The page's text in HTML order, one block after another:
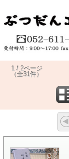
1 / 2ページ
（全31件）